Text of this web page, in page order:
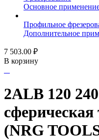
Основное
Профильное
Дополнительное
7 503.00 ₽
В корзину
2ALB 120
сферическая
(NRG